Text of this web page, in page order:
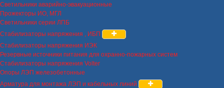
Светильники аварийно-эвакуационные
Прожекторы ИО, МГЛ
Светильники серии ЛПБ
Стабилизаторы напряжения , ИБП
Стабилизаторы напряжения ИЭК
Резервные источники питания для охранно-пожарных систем
Стабилизаторы напряжения Volter
Опоры ЛЭП железобетонные
Арматура для монтажа ЛЭП и кабельных линий